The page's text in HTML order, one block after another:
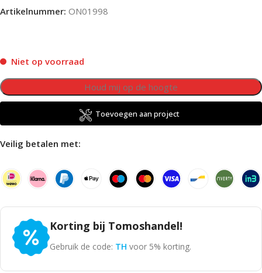
Artikelnummer: ON01998
Niet op voorraad
Toevoegen aan project
Veilig betalen met:
Korting bij Tomoshandel!
Gebruik de code: TH voor 5% korting.